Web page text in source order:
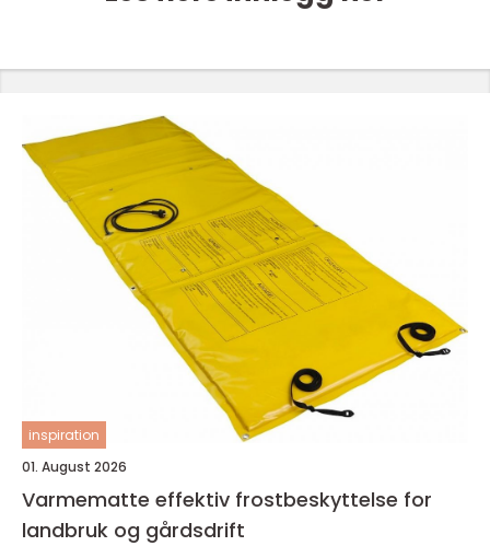
inspiration
01. August 2026
Varmematte effektiv frostbeskyttelse for
landbruk og gårdsdrift